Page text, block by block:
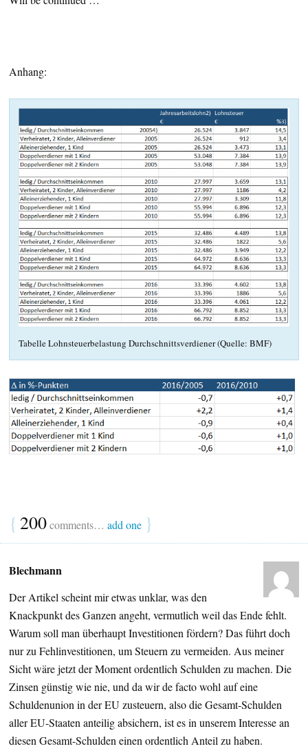
Anhang:
Tabelle Lohnsteuerbelastung Durchschnittsverdiener (Quelle: BMF)
{ 200comments… add one }
Blechmann
Der Artikel scheint mir etwas unklar, was den
Knackpunkt des Ganzen angeht, vermutlich weil das Ende fehlt.
Warum soll man überhaupt Investitionen fördern? Das führt doch
nur zu Fehlinvestitionen, um Steuern zu vermeiden. Aus meiner
Sicht wäre jetzt der Moment ordentlich Schulden zu machen. Die
Zinsen günstig wie nie, und da wir de facto wohl auf eine
Schuldenunion in der EU zusteuern, also die Gesamt-Schulden
aller EU-Staaten anteilig absichern, ist es in unserem Interesse an
diesen Gesamt-Schulden einen ordentlich Anteil zu haben.